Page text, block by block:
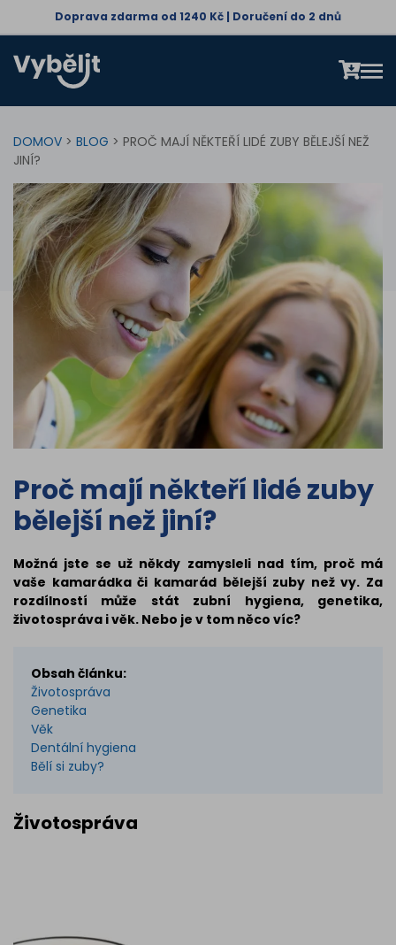
Doprava zdarma od 1240 Kč | Doručení do 2 dnů
DOMOV > BLOG > PROČ MAJÍ NĚKTEŘÍ LIDÉ ZUBY BĚLEJŠÍ NEŽ
JINÍ?
Proč mají někteří lidé zuby
bělejší než jiní?
Možná jste se už někdy zamysleli nad tím, proč má
vaše kamarádka či kamarád bělejší zuby než vy. Za
rozdílností může stát zubní hygiena, genetika,
životospráva i věk. Nebo je v tom něco víc?
Obsah článku:
Životospráva
Genetika
Věk
Dentální hygiena
Bělí si zuby?
Životospráva